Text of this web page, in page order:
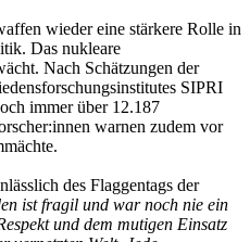
wieder eine stärkere Rolle in
Das nukleare
Nach Schätzungen der
SIPRI
immer über 12.187
warnen zudem vor
des Flaggentags der
ist fragil und war noch nie ein
und dem mutigen Einsatz